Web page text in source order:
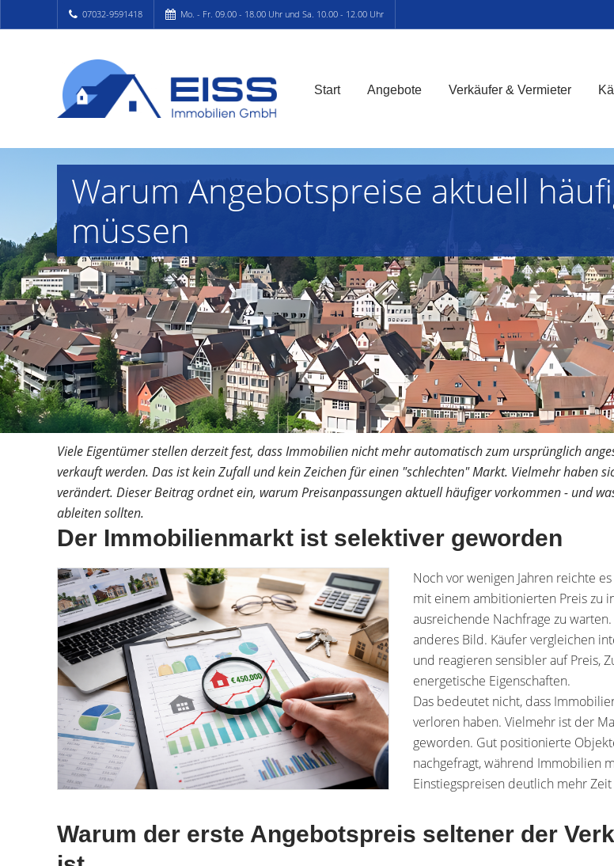
07032-9591418 Mo. - Fr. 09.00 - 18.00 Uhr und Sa. 10.00 - 12.00 Uhr
Start Angebote Verkäufer & Vermieter
Warum Angebotspreise aktuell
müssen
Viele Eigentümer stellen derzeit fest, dass Immobilien nicht mehr automatisch zum ursprünglich
verkauft werden. Das ist kein Zufall und kein Zeichen für einen "schlechten" Markt. Vielmehr haben
verändert. Dieser Beitrag ordnet ein, warum Preis­anpassungen aktuell häufiger vorkommen - und
ableiten sollten.
Der Immobilienmarkt ist selektiver geworden
Noch vor wenigen Jahren reichte
mit einem ambitionierten Preis zu
ausreichende Nachfrage zu
anderes Bild. Käufer vergleichen
und reagieren sensibler auf Preis,
energetische Eigenschaften.
Das bedeutet nicht, dass
verloren haben. Vielmehr ist der
geworden. Gut positionierte
nachgefragt, während Immobilien
Einstiegspreisen deutlich mehr
Warum der erste Angebotspreis seltener der